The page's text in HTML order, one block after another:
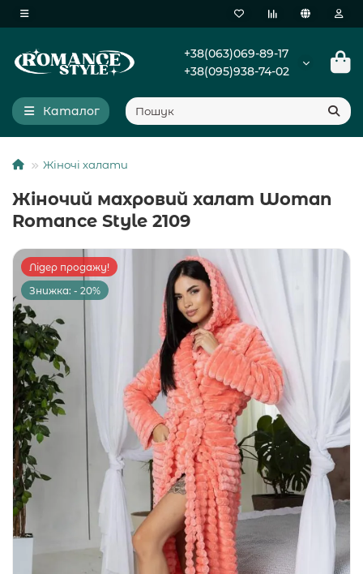
+38(063)069-89-17
+38(095)938-74-02
Каталог
Жіночі халати
Жіночий махровий халат Woman
Romance Style 2109
Лідер продажу!
Знижка: - 20%